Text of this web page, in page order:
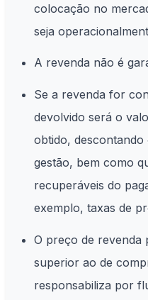
colocação no
seja
A revenda não é
Se a revenda for
devolvido será o
obtido, descontando
gestão, bem como
recuperáveis do
exemplo, taxas de
O preço de revenda
superior ao de
responsabiliza por